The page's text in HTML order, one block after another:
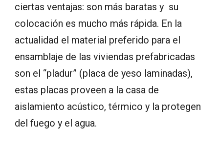
ciertas ventajas: son más baratas y su
colocación es mucho más rápida. En la
actualidad el material preferido para el
ensamblaje de las viviendas prefabricadas
son el “pladur” (placa de yeso laminadas),
estas placas proveen a la casa de
aislamiento acústico, térmico y la protegen
del fuego y el agua.